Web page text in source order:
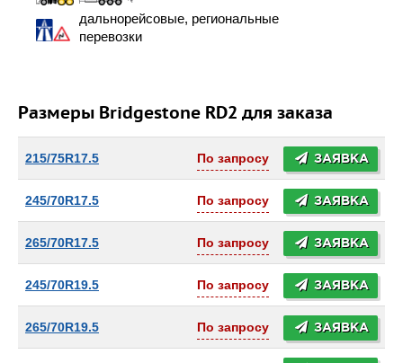
дальнорейсовые, региональные
перевозки
Размеры Bridgestone RD2 для заказа
215/75R17.5 По запросу ЗАЯВКА
245/70R17.5 По запросу ЗАЯВКА
265/70R17.5 По запросу ЗАЯВКА
245/70R19.5 По запросу ЗАЯВКА
265/70R19.5 По запросу ЗАЯВКА